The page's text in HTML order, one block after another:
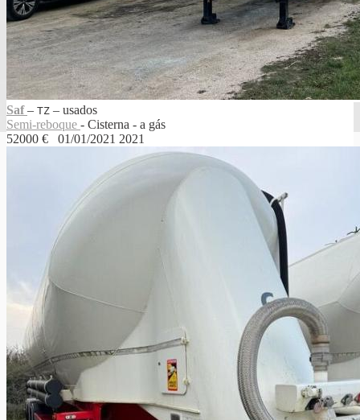
Saf ‒ TZ ‒ usados
Semi-reboque - Cisterna - a gás
52000 €
01/01/2021 2021